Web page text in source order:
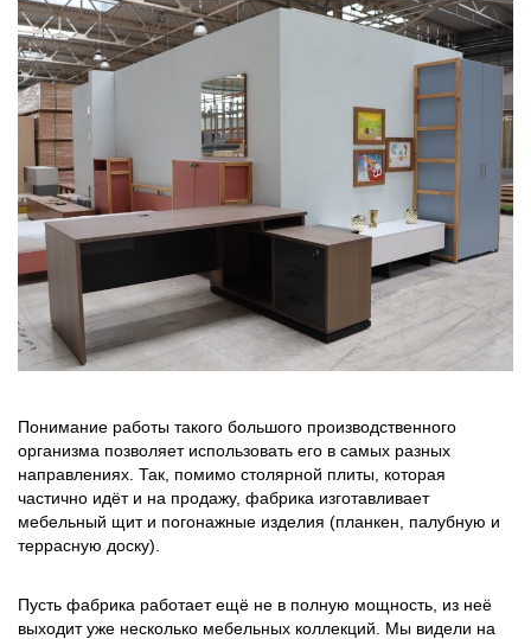
Понимание работы такого большого производственного
организма позволяет использовать его в самых разных
направлениях. Так, помимо столярной плиты, которая
частично идёт и на продажу, фабрика изготавливает
мебельный щит и погонажные изделия (планкен, палубную и
террасную доску).
Пусть фабрика работает ещё не в полную мощность, из неё
выходит уже несколько мебельных коллекций. Мы видели на